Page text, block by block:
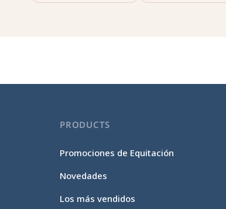
PRODUCTS
Promociones de Equitación
Novedades
Los más vendidos